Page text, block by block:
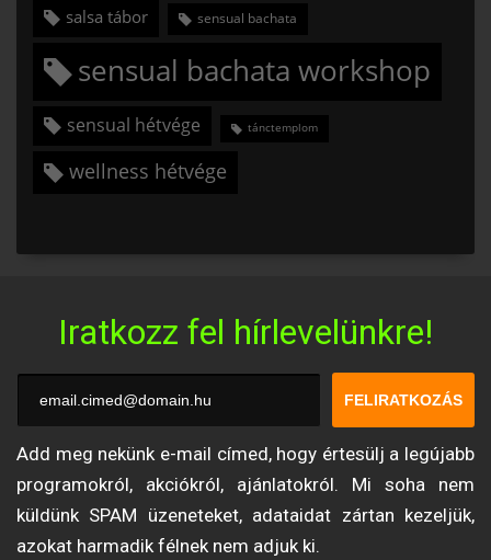
salsa tábor
sensual bachata
sensual bachata workshop
sensual hétvége tánctemplom
wellness hétvége
Iratkozz fel hírlevelünkre!
FELIRATKOZÁS
Add meg nekünk e-mail címed, hogy értesülj a legújabb
programokról, akciókról, ajánlatokról. Mi soha nem
küldünk SPAM üzeneteket, adataidat zártan kezeljük,
azokat harmadik félnek nem adjuk ki.